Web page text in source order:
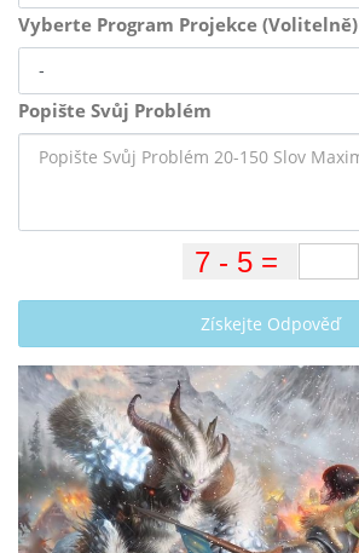
Vyberte Program Projekce (Volitelně)
Popište Svůj Problém
Získejte Odpověď